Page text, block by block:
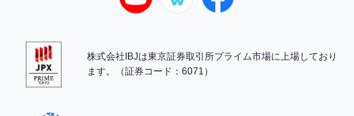
株式会社IBJは東京証券取引所プライム市場に上場しており
ます。（証券コード：6071）